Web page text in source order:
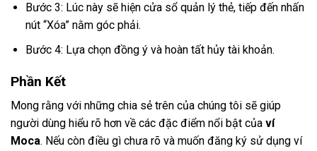
Bước 3: Lúc này sẽ hiện cửa sổ quản lý thẻ, tiếp đến nhấn
nút “Xóa” nằm góc phải.
Bước 4: Lựa chọn đồng ý và hoàn tất hủy tài khoản.
Phần Kết
Mong rằng với những chia sẻ trên của chúng tôi sẽ giúp
người dùng hiểu rõ hơn về các đặc điểm nổi bật của ví
Moca. Nếu còn điều gì chưa rõ và muốn đăng ký sử dụng ví